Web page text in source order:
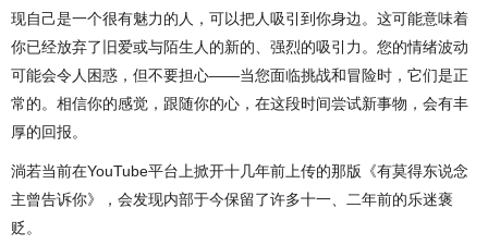
现自己是一个很有魅力的人，可以把人吸引到你身边。这可能意味着
你已经放弃了旧爱或与陌生人的新的、强烈的吸引力。您的情绪波动
可能会令人困惑，但不要担心——当您面临挑战和冒险时，它们是正
常的。相信你的感觉，跟随你的心，在这段时间尝试新事物，会有丰
厚的回报。
淌若当前在YouTube平台上掀开十几年前上传的那版《有莫得东说念
主曾告诉你》，会发现内部于今保留了许多十一、二年前的乐迷褒
贬。